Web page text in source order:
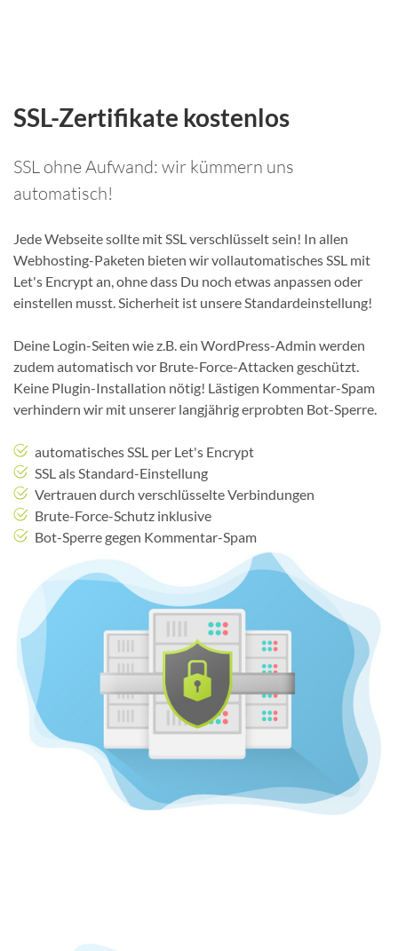
SSL-Zertifikate kostenlos
SSL ohne Aufwand: wir kümmern uns
automatisch!
Jede Webseite sollte mit SSL verschlüsselt sein! In allen
Webhosting-Paketen bieten wir vollautomatisches SSL mit
Let's Encrypt an, ohne dass Du noch etwas anpassen oder
einstellen musst. Sicherheit ist unsere Standardeinstellung!
Deine Login-Seiten wie z.B. ein WordPress-Admin werden
zudem automatisch vor Brute-Force-Attacken geschützt.
Keine Plugin-Installation nötig! Lästigen Kommentar-Spam
verhindern wir mit unserer langjährig erprobten Bot-Sperre.
automatisches SSL per Let's Encrypt
SSL als Standard-Einstellung
Vertrauen durch verschlüsselte Verbindungen
Brute-Force-Schutz inklusive
Bot-Sperre gegen Kommentar-Spam